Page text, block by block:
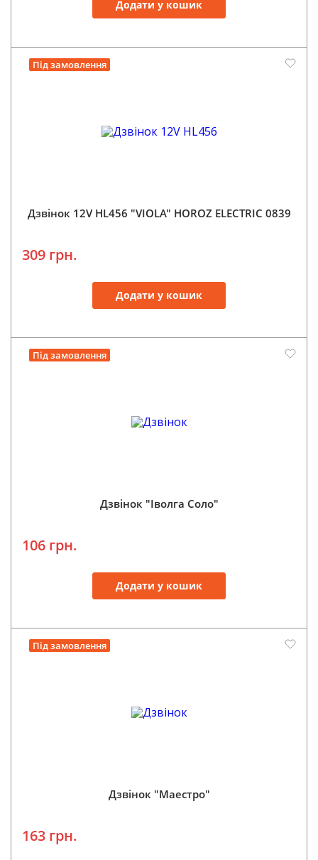
Додати у кошик
Під замовлення
Дзвінок 12V HL456 "VIOLA" HOROZ ELECTRIC 0839
309 грн.
Додати у кошик
Під замовлення
Дзвінок "Іволга Соло"
106 грн.
Додати у кошик
Під замовлення
Дзвінок "Маестро"
163 грн.